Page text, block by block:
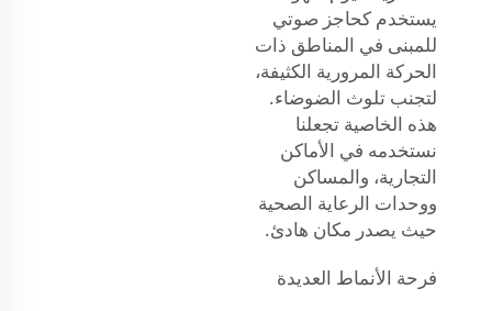
يستخدم كحاجز صوتي
للمبنى في المناطق ذات
الحركة المرورية الكثيفة،
لتجنب تلوث الضوضاء.
هذه الخاصية تجعلنا
نستخدمه في الأماكن
التجارية، والمساكن
ووحدات الرعاية الصحية
حيث يصدر مكان هادئ.
فرحة الأنماط العديدة